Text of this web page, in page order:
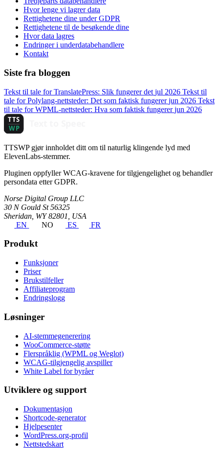
Hvor lenge vi lagrer data
Rettighetene dine under GDPR
Rettighetene til de besøkende dine
Hvor data lagres
Endringer i underdatabehandlere
Kontakt
Siste fra bloggen
Tekst til tale for TranslatePress: Slik fungerer det jul 2026 Tekst til
tale for Polylang-nettsteder: Det som faktisk fungerer jun 2026 Tekst
til tale for WPML-nettsteder: Hva som faktisk fungerer jun 2026
TTSWP gjør innholdet ditt om til naturlig klingende lyd med
ElevenLabs-stemmer.
Pluginen oppfyller WCAG-kravene for tilgjengelighet og behandler
persondata etter GDPR.
Norse Digital Group LLC
30 N Gould St 56325
Sheridan, WY 82801, USA
EN
NO ES FR
Produkt
Funksjoner
Priser
Brukstilfeller
Affiliateprogram
Endringslogg
Løsninger
AI-stemmegenerering
WooCommerce-støtte
Flerspråklig (WPML og Weglot)
WCAG-tilgjengelig avspiller
White Label for byråer
Utviklere og support
Dokumentasjon
Shortcode-generator
Hjelpesenter
WordPress.org-profil
Nettstedskart